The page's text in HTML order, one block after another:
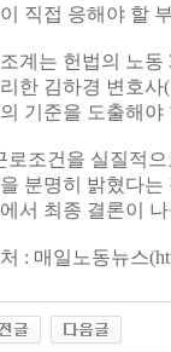
직접 응해야 할
계는 헌법의 노
한 김하경 변호사
기준을 도출해야
로조건을 실질적
분명히 밝혔다는
서 최종 결론이
: 매일노동뉴스